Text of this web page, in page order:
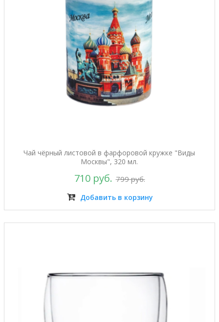
Чай чёрный листовой в фарфоровой кружке "Виды
Москвы", 320 мл.
710 руб. 799 руб.
Добавить в корзину